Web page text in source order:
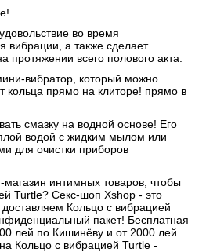
во время
вибрации, а также сделает
протяжении всего полового акта.
вибратор, который можно
кольца прямо на клиторе! прямо в
смазку на водной основе! Его
водой с жидким мылом или
для очистки приборов
магазин интимных товаров, чтобы
Turtle? Секс-шоп Xshop - это
Кольцо с вибрацией
пакет! Бесплатная
лей по Кишинёву и от 2000 лей
Кольцо с вибрацией Turtle -